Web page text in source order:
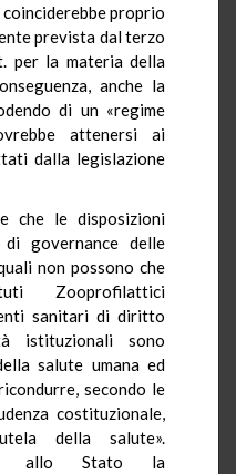
proprio
prevista dal terzo
per la materia della
anche la
di un «regime
attenersi ai
dalla legislazione
che le disposizioni
governance delle
non possono che
Zooprofilattici
sanitari di diritto
istituzionali sono
salute umana ed
secondo le
costituzionale,
della salute».
allo Stato la